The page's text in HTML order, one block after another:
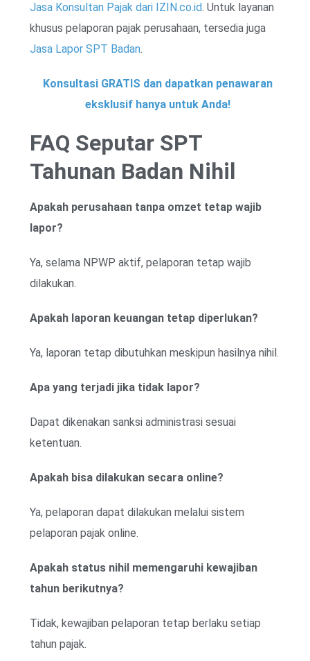
Jasa Konsultan Pajak dari IZIN.co.id. Untuk layanan
khusus pelaporan pajak perusahaan, tersedia juga
Jasa Lapor SPT Badan.
Konsultasi GRATIS dan dapatkan penawaran
eksklusif hanya untuk Anda!
FAQ Seputar SPT
Tahunan Badan Nihil
Apakah perusahaan tanpa omzet tetap wajib
lapor?
Ya, selama NPWP aktif, pelaporan tetap wajib
dilakukan.
Apakah laporan keuangan tetap diperlukan?
Ya, laporan tetap dibutuhkan meskipun hasilnya nihil.
Apa yang terjadi jika tidak lapor?
Dapat dikenakan sanksi administrasi sesuai
ketentuan.
Apakah bisa dilakukan secara online?
Ya, pelaporan dapat dilakukan melalui sistem
pelaporan pajak online.
Apakah status nihil memengaruhi kewajiban
tahun berikutnya?
Tidak, kewajiban pelaporan tetap berlaku setiap
tahun pajak.